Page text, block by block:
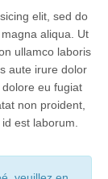
elit, sed do
aliqua. Ut
ullamco laboris
aute irure dolor
eu fugiat
non proident,
est laborum.